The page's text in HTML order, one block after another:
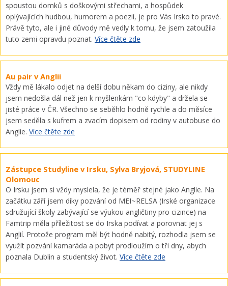
spoustou domků s doškovými střechami, a hospůdek
oplývajících hudbou, humorem a poezií, je pro Vás Irsko to pravé.
Právě tyto, ale i jiné důvody mě vedly k tomu, že jsem zatoužila
tuto zemi opravdu poznat. Více čtěte zde
Au pair v Anglii
Vždy mě lákalo odjet na delší dobu někam do ciziny, ale nikdy
jsem nedošla dál než jen k myšlenkám "co kdyby" a držela se
jisté práce v ČR. Všechno se seběhlo hodně rychle a do měsíce
jsem seděla s kufrem a zvacím dopisem od rodiny v autobuse do
Anglie. Více čtěte zde
Zástupce Studyline v Irsku, Sylva Bryjová, STUDYLINE
Olomouc
O Irsku jsem si vždy myslela, že je téměř stejné jako Anglie. Na
začátku září jsem díky pozvání od MEI~RELSA (Irské organizace
sdružující školy zabývající se výukou angličtiny pro cizince) na
Famtrip měla příležitost se do Irska podívat a porovnat jej s
Anglií. Protože program měl být hodně nabitý, rozhodla jsem se
využít pozvání kamaráda a pobyt prodloužím o tři dny, abych
poznala Dublin a studentský život. Více čtěte zde